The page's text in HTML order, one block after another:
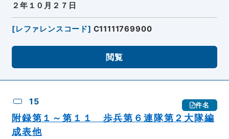
２年１０月２７日
[レファレンスコード] C11111769900
閲覧
15 件名
附録第１～第１１ 歩兵第６連隊第２大隊編
成表他